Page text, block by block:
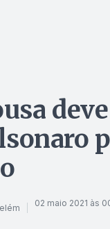
02 maio 2021 às